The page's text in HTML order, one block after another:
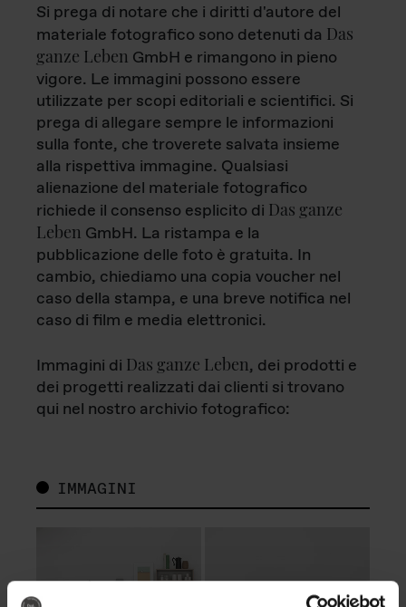
Si prega di notare che i diritti d'autore del
materiale fotografico sono detenuti da Das
ganze Leben GmbH e rimangono in pieno
vigore. Le immagini possono essere
utilizzate per scopi editoriali e scientifici. Si
prega di allegare sempre le informazioni
sulla fonte, che troverete salvata insieme
alla rispettiva immagine. Qualsiasi
alienazione del materiale fotografico
richiede il consenso esplicito di Das ganze
Leben GmbH. La ristampa e la
pubblicazione delle foto è gratuita. In
cambio, chiediamo una copia voucher nel
caso della stampa, e una breve notifica nel
caso di film e media elettronici.
Immagini di Das ganze Leben, dei prodotti e
dei progetti realizzati dai clienti si trovano
qui nel nostro archivio fotografico:
IMMAGINI